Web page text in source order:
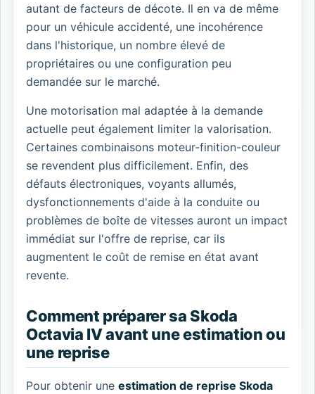
autant de facteurs de décote. Il en va de même
pour un véhicule accidenté, une incohérence
dans l'historique, un nombre élevé de
propriétaires ou une configuration peu
demandée sur le marché.
Une motorisation mal adaptée à la demande
actuelle peut également limiter la valorisation.
Certaines combinaisons moteur-finition-couleur
se revendent plus difficilement. Enfin, des
défauts électroniques, voyants allumés,
dysfonctionnements d'aide à la conduite ou
problèmes de boîte de vitesses auront un impact
immédiat sur l'offre de reprise, car ils
augmentent le coût de remise en état avant
revente.
Comment préparer sa Skoda
Octavia IV avant une estimation ou
une reprise
Pour obtenir une estimation de reprise Skoda